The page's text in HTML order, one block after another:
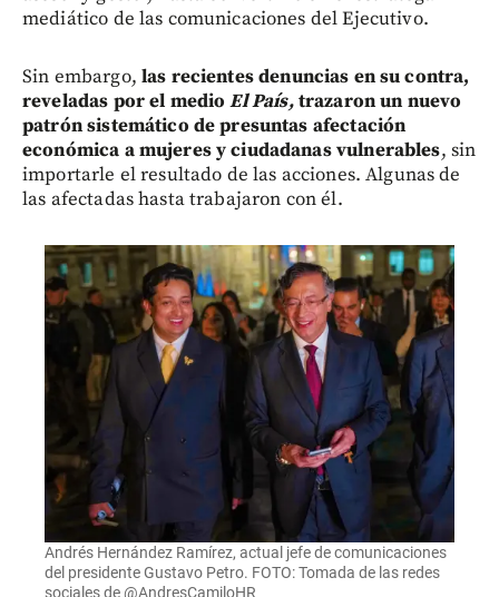
mediático de las comunicaciones del Ejecutivo.
Sin embargo, las recientes denuncias en su contra,
reveladas por el medioEl País,trazaron un nuevo
patrón sistemático de presuntas afectación
económica a mujeres y ciudadanas vulnerables, sin
importarle el resultado de las acciones. Algunas de
las afectadas hasta trabajaron con él.
Andrés Hernández Ramírez, actual jefe de comunicaciones
del presidente Gustavo Petro. FOTO: Tomada de las redes
sociales de @AndresCamiloHR